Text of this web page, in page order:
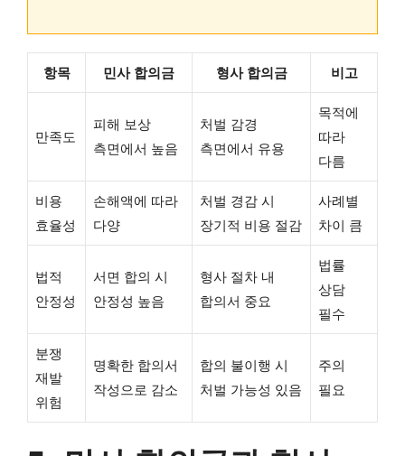
항목 민사 합의금 형사 합의금 비고
만족도
피해 보상
측면에서 높음
처벌 감경
측면에서 유용
목적에
따라
다름
비용
효율성
손해액에 따라
다양
처벌 경감 시
장기적 비용 절감
사례별
차이 큼
법적
안정성
서면 합의 시
안정성 높음
형사 절차 내
합의서 중요
법률
상담
필수
분쟁
재발
위험
명확한 합의서
작성으로 감소
합의 불이행 시
처벌 가능성 있음
주의
필요